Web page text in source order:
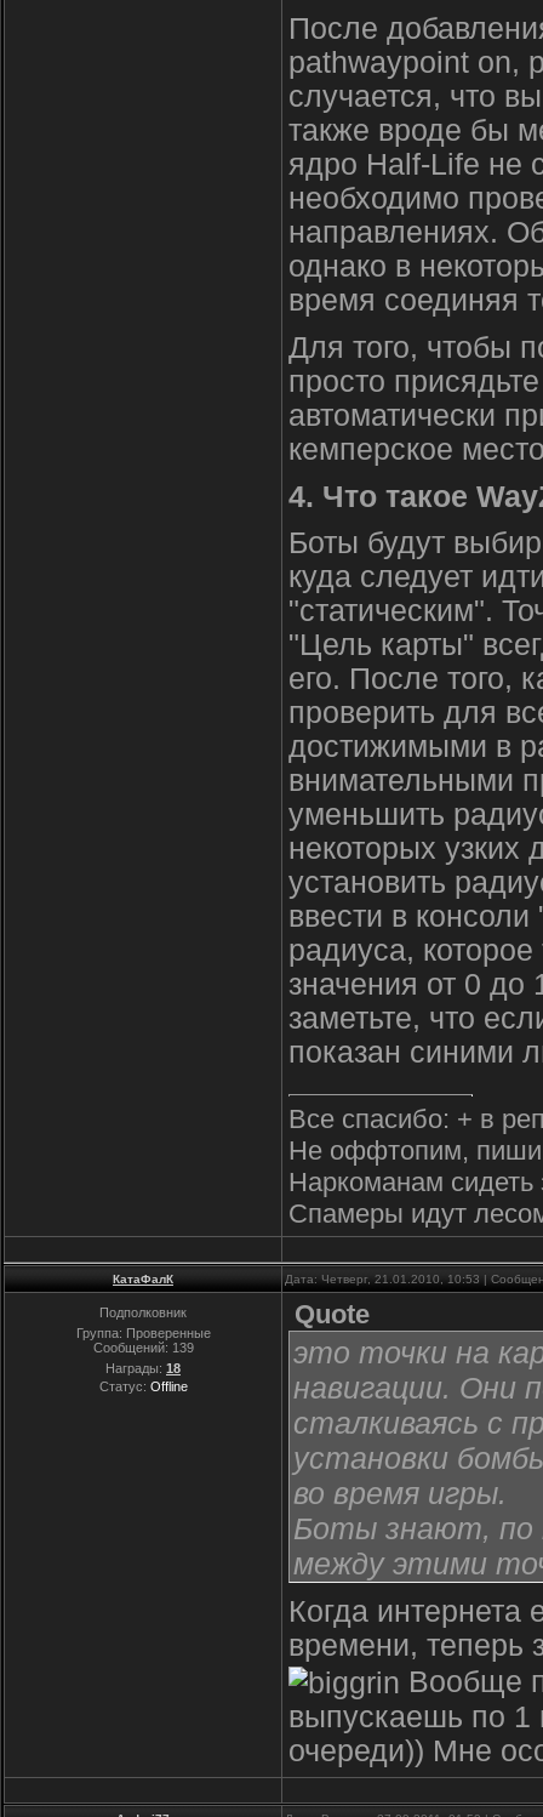
После
pathwaypoint on,
случается, что
также вроде бы
ядро Half-Life не
необходимо
направлениях.
однако в
время соединяя
Для того, чтобы
просто
автоматически
кемперское
4. Что такое
Боты будут
куда следует
"статическим".
"Цель карты"
его. После того,
проверить для
достижимыми в
внимательными
уменьшить
некоторых
установить
ввести в
радиуса,
значения от 0
заметьте, что
показан синими
Все спасибо: + в
Не оффтопим,
Наркоманам сидеть
Спамеры идут
КатаФалК Дата: Четверг, 21.01.2010, 10:53 |
Подполковник
Группа: Проверенные
Сообщений: 139
Награды: 18
Статус: Offline
Quote
это точки на
навигации. Они
сталкиваясь с
установки
во время игры.
Боты знают, по
между этими
Когда
времени, теперь
Вообще
выпускаешь по 1
очереди)) Мне